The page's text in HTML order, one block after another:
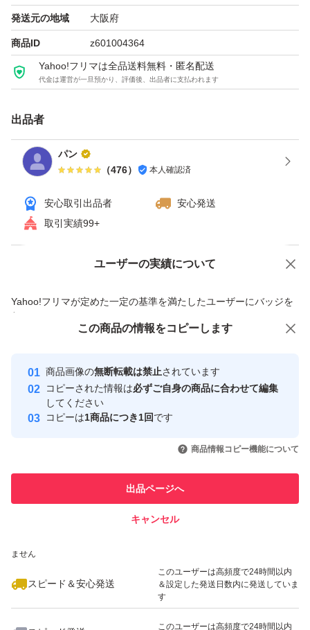
発送元の地域 大阪府
商品ID z601004364
Yahoo!フリマは全品送料無料・匿名配送
代金は運営が一旦預かり、評価後、出品者に支払われます
出品者
パン
（476） 本人確認済
安心取引出品者
安心発送
取引実績99+
ユーザーの実績について
Yahoo!フリマが定めた一定の基準を満たしたユーザーにバッジを
付与しています
安心取引出品者
心・安全なユーザーです
取引実績
引を完了させた実績があります
での取引実績があります
ません
スピード＆安心発送
このユーザーは高頻度で24時間以内
＆設定した発送日数内に発送していま
す
このユーザーは高頻度で24時間以内
価格の相談 商品への質問
この商品の情報をコピーします
商品画像の無断転載は禁止されています
コピーされた情報は必ずご自身の商品に合わせて編集
してください
コピーは1商品につき1回です
商品情報コピー機能について
出品ページへ
キャンセル
この商品をみている人にオススメ